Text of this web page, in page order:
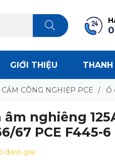
GIỚI THIỆU
CÔNG NGHIỆP PCE / Ổ
âm nghiêng
67 PCE F445-6
đánh giá)